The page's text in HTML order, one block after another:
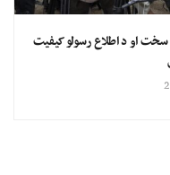
سخت او د اطلاع رسولو کیفیت